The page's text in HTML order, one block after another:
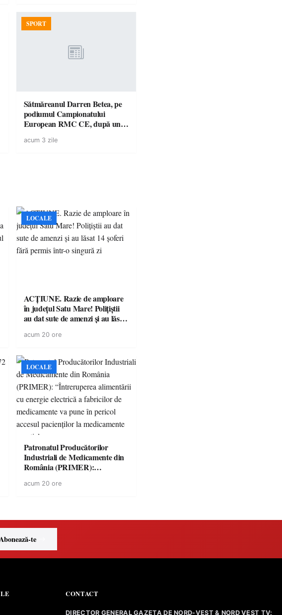
SPORT
Sătmăreanul Darren Betea, pe
podiumul Campionatului
European RMC CE, după un
Räikkönen
acum 3 zile
LOCALE
ACȚIUNE. Razie de amploare
în județul Satu Mare! Polițiștii
au dat sute de amenzi și au lăsat
singură zi
acum 20 ore
LOCALE
Patronatul Producătorilor
Industriali de Medicamente din
România (PRIMER):
energie electrică a fabricilor de
acum 20 ore
te
CONTACT
DIRECTOR GENERAL GAZETA DE NORD-VEST & NORD VEST TV: